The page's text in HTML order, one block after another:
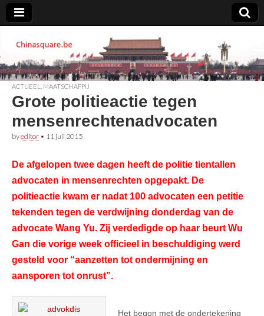
Chinasquare.be
ACTUEEL MAATSCHAPPIJ
Grote politieactie tegen
mensenrechtenadvocaten
byeditor • 11 juli 2015
De afgelopen twee dagen heeft de politie tientallen
advocaten in mensenrechten opgepakt. De
politieactie kwam er nadat 100 advocaten een petitie
tekenden tegen de verdwijning donderdag van de
advocate Wang Yu. Zij verdedigde op haar beurt Wu
Gan die vorige week officieel in beschuldiging werd
gesteld voor “aanzetten tot ondermijning en
aansporen tot onrust”.
Het begon met de ondertekening